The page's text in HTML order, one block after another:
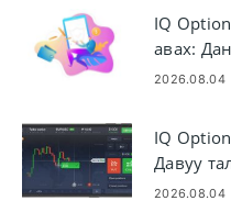
IQ
авах:
мөнгө
2026.08.04
IQ
Давуу
2026.08.04